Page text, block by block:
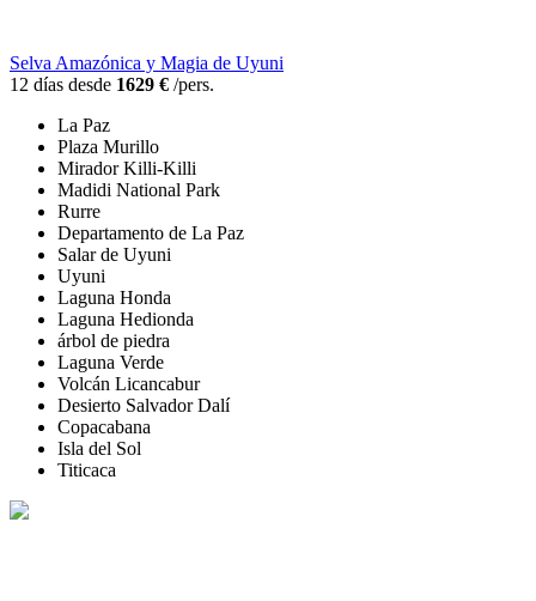
Selva Amazónica y Magia de Uyuni
12 días desde 1629 € /pers.
La Paz
Plaza Murillo
Mirador Killi-Killi
Madidi National Park
Rurre
Departamento de La Paz
Salar de Uyuni
Uyuni
Laguna Honda
Laguna Hedionda
árbol de piedra
Laguna Verde
Volcán Licancabur
Desierto Salvador Dalí
Copacabana
Isla del Sol
Titicaca